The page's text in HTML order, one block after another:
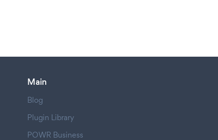
Main
Blog
Plugin Library
POWR Business